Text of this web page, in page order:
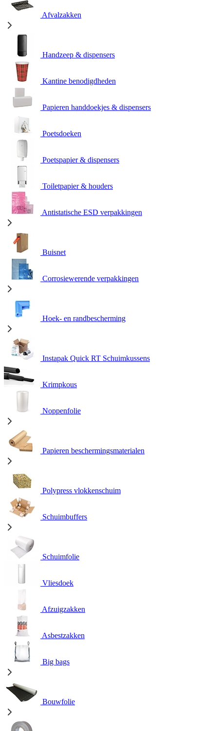
Afvalzakken
Handzeep & dispensers
Kantine benodigdheden
Papieren handdoekjes & dispensers
Poetsdoeken
Poetspapier & dispensers
Toiletpapier & houders
Antistatische ESD verpakkingen
Buisnet
Corrosiewerende verpakkingen
Hoek- en randbescherming
Instapak Quick RT Schuimkussens
Krimpkous
Noppenfolie
Papieren beschermingsmaterialen
Polypress vlokkenschuim
Schuimbuffers
Schuimfolie
Vliesdoek
Afzuigzakken
Asbestzakken
Big bags
Bouwfolie